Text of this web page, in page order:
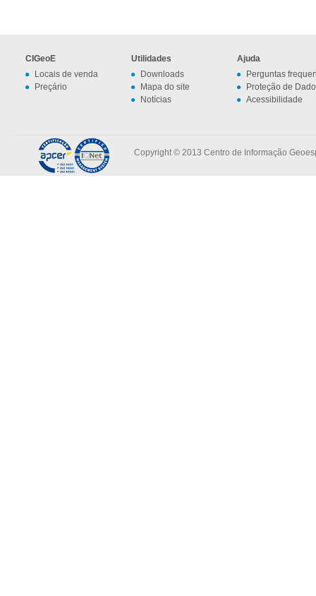
CIGeoE
Locais de venda
Preçário
Utilidades
Downloads
Mapa do site
Notícias
Ajuda
Perguntas
Proteção de
Acessibilidade
Copyright © 2013 Centro de Informação